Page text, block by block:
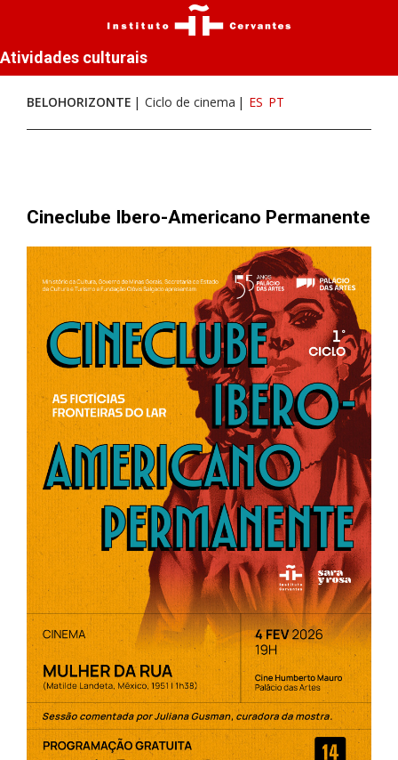
Atividades culturais
BELOHORIZONTE Ciclo de cinema ES PT
Cineclube Ibero-Americano Permanente